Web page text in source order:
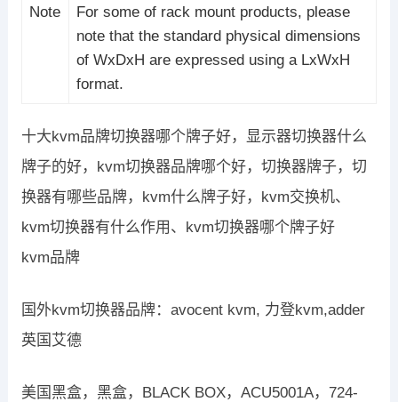
Note
For some of rack mount products, please
note that the standard physical dimensions
of WxDxH are expressed using a LxWxH
format.
十大kvm品牌切换器哪个牌子好，显示器切换器什么
牌子的好，kvm切换器品牌哪个好，切换器牌子，切
换器有哪些品牌，kvm什么牌子好，kvm交换机、
kvm切换器有什么作用、kvm切换器哪个牌子好
kvm品牌
国外kvm切换器品牌：avocent kvm, 力登kvm,adder
英国艾德
美国黑盒，黑盒，BLACK BOX，ACU5001A，724-